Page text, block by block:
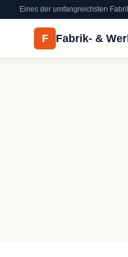
Eines der umfangreichsten
F Fabrik- &